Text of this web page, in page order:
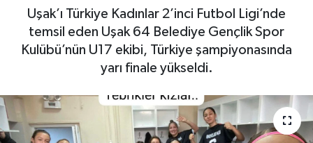
Uşak’ı Türkiye Kadınlar 2’inci Futbol Ligi’nde
temsil eden Uşak 64 Belediye Gençlik Spor
Kulübü’nün U17 ekibi, Türkiye şampiyonasında
yarı finale yükseldi.